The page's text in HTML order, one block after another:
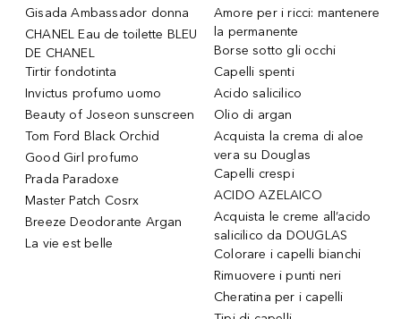
Gisada Ambassador donna
CHANEL Eau de toilette BLEU
DE CHANEL
Tirtir fondotinta
Invictus profumo uomo
Beauty of Joseon sunscreen
Tom Ford Black Orchid
Good Girl profumo
Prada Paradoxe
Master Patch Cosrx
Breeze Deodorante Argan
La vie est belle
Amore per i ricci: mantenere
la permanente
Borse sotto gli occhi
Capelli spenti
Acido salicilico
Olio di argan
Acquista la crema di aloe
vera su Douglas
Capelli crespi
ACIDO AZELAICO
Acquista le creme all’acido
salicilico da DOUGLAS
Colorare i capelli bianchi
Rimuovere i punti neri
Cheratina per i capelli